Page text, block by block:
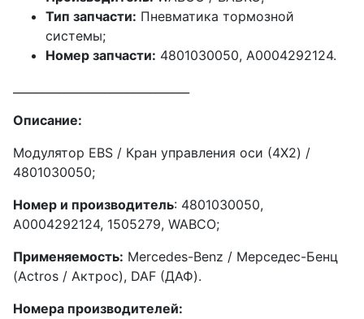
Тип запчасти: Пневматика тормозной
системы;
Номер запчасти: 4801030050, A0004292124.
Описание:
Модулятор EBS / Кран управления оси (4X2) /
4801030050;
Hoмep и производитель: 4801030050,
A0004292124, 1505279, WABCO;
Применяемость: Mercedes-Benz / Мерседес-Бенц
(Actros / Актрос), DAF (ДАФ).
Номepa производителей: